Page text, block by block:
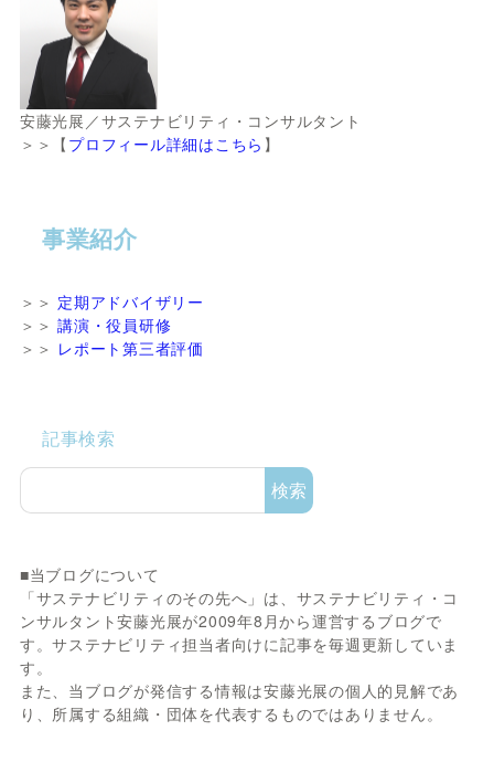
安藤光展／サステナビリティ・コンサルタント
＞＞【 プロフィール詳細はこちら 】
事業紹介
＞＞ 定期アドバイザリー
＞＞講演・役員研修
＞＞ レポート第三者評価
記事検索
検索
■当ブログについて
「サステナビリティのその先へ」は、サステナビリティ・コ
ンサルタント安藤光展が2009年8月から運営するブログで
す。サステナビリティ担当者向けに記事を毎週更新していま
す。
また、当ブログが発信する情報は安藤光展の個人的見解であ
り、所属する組織・団体を代表するものではありません。